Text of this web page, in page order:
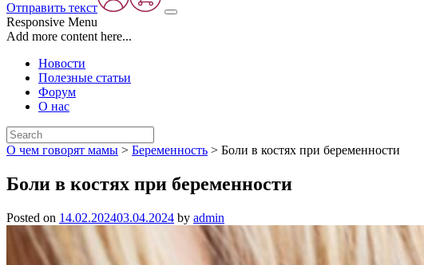
Отправить текст
Responsive Menu
Add more content here...
Новости
Полезные статьи
Форум
О нас
О чем говорят мамы > Беременность > Боли в костях при беременности
Боли в костях при беременности
Posted on 14.02.202403.04.2024 by admin